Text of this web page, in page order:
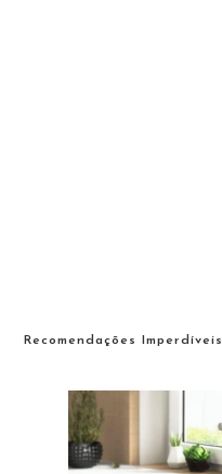
Recomendações Imperdíveis